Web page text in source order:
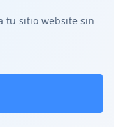
tu sitio website sin